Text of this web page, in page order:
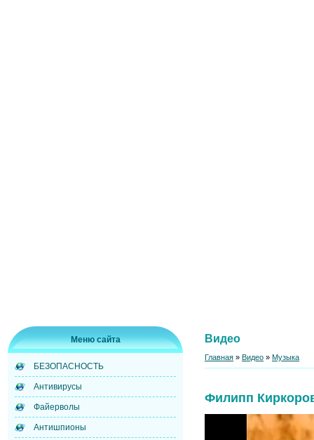
Меню сайта
БЕЗОПАСНОСТЬ
Антивирусы
Файерволы
Антишпионы
Видео
Главная » Видео » Музыка
Филипп